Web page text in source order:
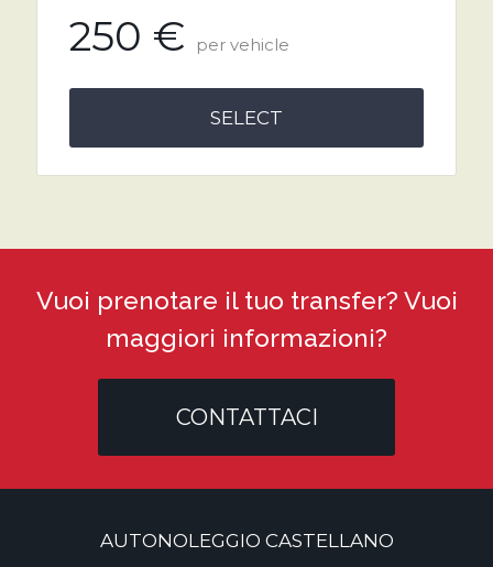
250 € per vehicle
SELECT
Vuoi prenotare il tuo transfer? Vuoi
maggiori informazioni?
CONTATTACI
AUTONOLEGGIO CASTELLANO